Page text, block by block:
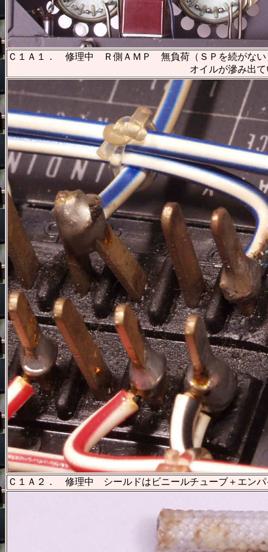
Ｃ１Ａ１． 修理中 Ｒ側ＡＭＰ 無負荷（ＳＰを続がない
オイルが滲み出てい
Ｃ１Ａ２． 修理中 シールドはビニールチューブ＋エンパ